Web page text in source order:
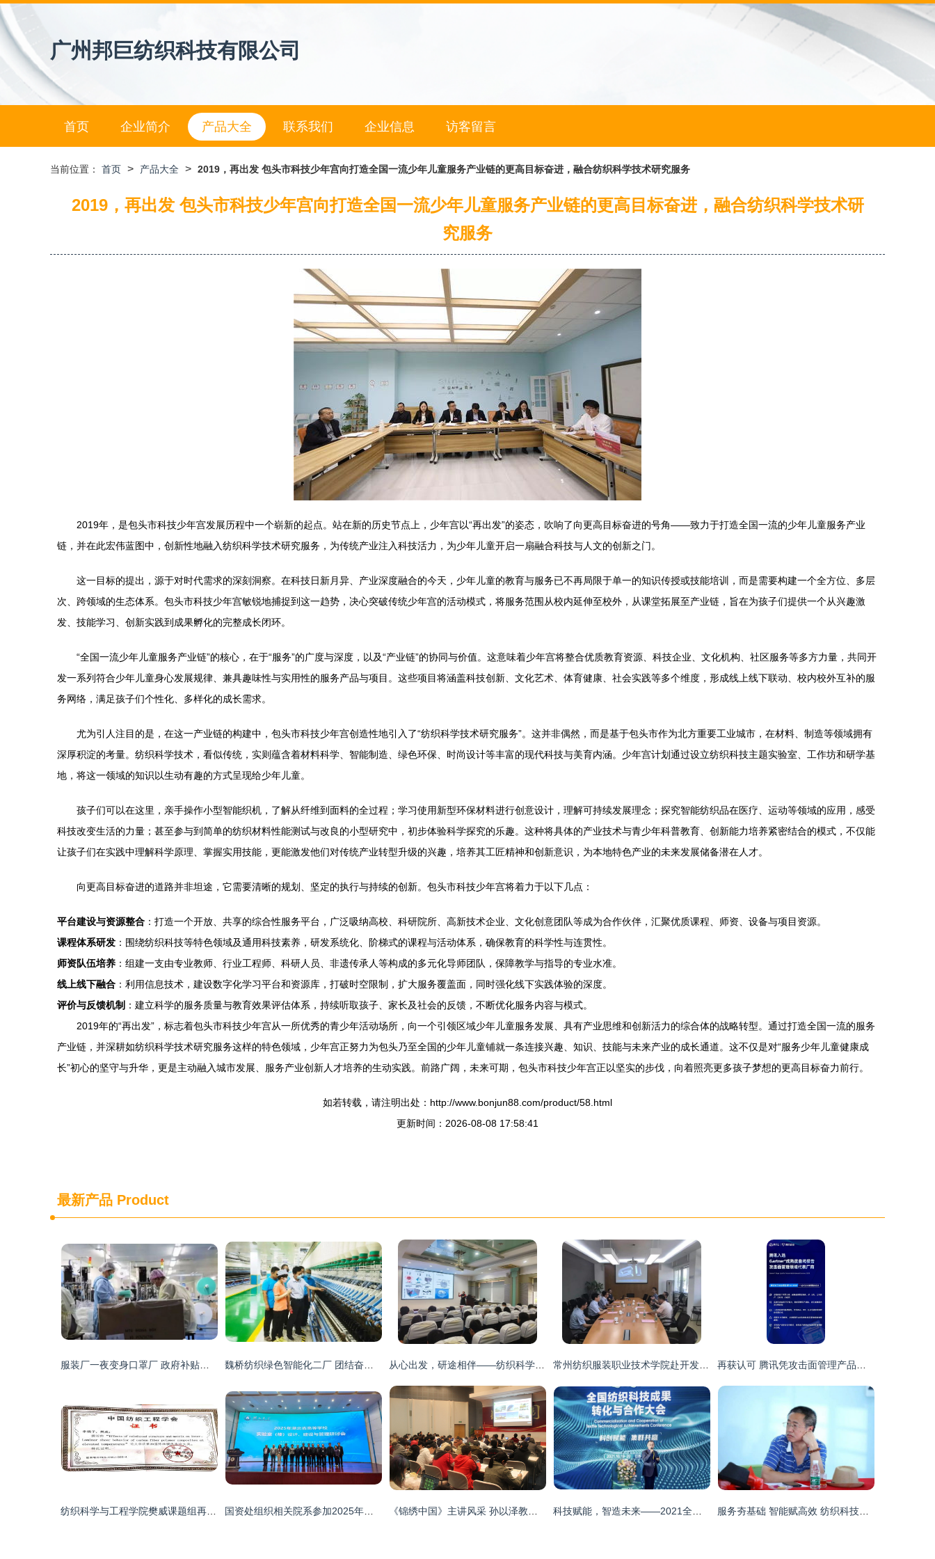
广州邦巨纺织科技有限公司
首页 企业简介 产品大全 联系我们 企业信息 访客留言
当前位置： 首页 > 产品大全 > 2019，再出发 包头市科技少年宫向打造全国一流少年儿童服务产业链的更高目标奋进，融合纺织科学技术研究服务
2019，再出发 包头市科技少年宫向打造全国一流少年儿童服务产业链的更高目标奋进，融合纺织科学技术研
究服务
2019年，是包头市科技少年宫发展历程中一个崭新的起点。站在新的历史节点上，少年宫以“再出发”的姿态，吹响了向更高目标奋进的号角——致力于打造全国一流的少年儿童服务产业
链，并在此宏伟蓝图中，创新性地融入纺织科学技术研究服务，为传统产业注入科技活力，为少年儿童开启一扇融合科技与人文的创新之门。
这一目标的提出，源于对时代需求的深刻洞察。在科技日新月异、产业深度融合的今天，少年儿童的教育与服务已不再局限于单一的知识传授或技能培训，而是需要构建一个全方位、多层
次、跨领域的生态体系。包头市科技少年宫敏锐地捕捉到这一趋势，决心突破传统少年宫的活动模式，将服务范围从校内延伸至校外，从课堂拓展至产业链，旨在为孩子们提供一个从兴趣激
发、技能学习、创新实践到成果孵化的完整成长闭环。
“全国一流少年儿童服务产业链”的核心，在于“服务”的广度与深度，以及“产业链”的协同与价值。这意味着少年宫将整合优质教育资源、科技企业、文化机构、社区服务等多方力量，共同开
发一系列符合少年儿童身心发展规律、兼具趣味性与实用性的服务产品与项目。这些项目将涵盖科技创新、文化艺术、体育健康、社会实践等多个维度，形成线上线下联动、校内校外互补的服
务网络，满足孩子们个性化、多样化的成长需求。
尤为引人注目的是，在这一产业链的构建中，包头市科技少年宫创造性地引入了“纺织科学技术研究服务”。这并非偶然，而是基于包头市作为北方重要工业城市，在材料、制造等领域拥有
深厚积淀的考量。纺织科学技术，看似传统，实则蕴含着材料科学、智能制造、绿色环保、时尚设计等丰富的现代科技与美育内涵。少年宫计划通过设立纺织科技主题实验室、工作坊和研学基
地，将这一领域的知识以生动有趣的方式呈现给少年儿童。
孩子们可以在这里，亲手操作小型智能织机，了解从纤维到面料的全过程；学习使用新型环保材料进行创意设计，理解可持续发展理念；探究智能纺织品在医疗、运动等领域的应用，感受
科技改变生活的力量；甚至参与到简单的纺织材料性能测试与改良的小型研究中，初步体验科学探究的乐趣。这种将具体的产业技术与青少年科普教育、创新能力培养紧密结合的模式，不仅能
让孩子们在实践中理解科学原理、掌握实用技能，更能激发他们对传统产业转型升级的兴趣，培养其工匠精神和创新意识，为本地特色产业的未来发展储备潜在人才。
向更高目标奋进的道路并非坦途，它需要清晰的规划、坚定的执行与持续的创新。包头市科技少年宫将着力于以下几点：
平台建设与资源整合 ：打造一个开放、共享的综合性服务平台，广泛吸纳高校、科研院所、高新技术企业、文化创意团队等成为合作伙伴，汇聚优质课程、师资、设备与项目资源。
课程体系研发 ：围绕纺织科技等特色领域及通用科技素养，研发系统化、阶梯式的课程与活动体系，确保教育的科学性与连贯性。
师资队伍培养 ：组建一支由专业教师、行业工程师、科研人员、非遗传承人等构成的多元化导师团队，保障教学与指导的专业水准。
线上线下融合 ：利用信息技术，建设数字化学习平台和资源库，打破时空限制，扩大服务覆盖面，同时强化线下实践体验的深度。
评价与反馈机制 ：建立科学的服务质量与教育效果评估体系，持续听取孩子、家长及社会的反馈，不断优化服务内容与模式。
2019年的“再出发”，标志着包头市科技少年宫从一所优秀的青少年活动场所，向一个引领区域少年儿童服务发展、具有产业思维和创新活力的综合体的战略转型。通过打造全国一流的服务
产业链，并深耕如纺织科学技术研究服务这样的特色领域，少年宫正努力为包头乃至全国的少年儿童铺就一条连接兴趣、知识、技能与未来产业的成长通道。这不仅是对“服务少年儿童健康成
长”初心的坚守与升华，更是主动融入城市发展、服务产业创新人才培养的生动实践。前路广阔，未来可期，包头市科技少年宫正以坚实的步伐，向着照亮更多孩子梦想的更高目标奋力前行。
如若转载，请注明出处：http://www.bonjun88.com/product/58.html
更新时间：2026-08-08 17:58:41
最新产品 Product